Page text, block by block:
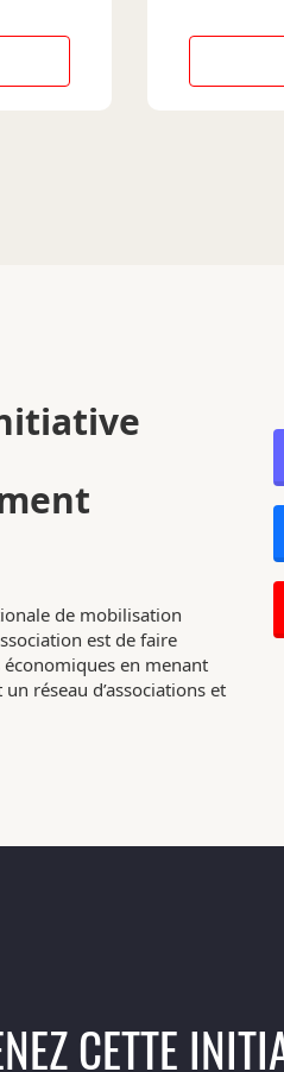
de mobilisation
est de faire
en menant
réseau d’associations et
CETTE